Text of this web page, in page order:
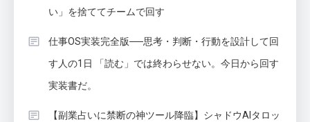
い」を捨ててチームで回す
仕事OS実装完全版──思考・判断・行動を設計して回
す人の1日 「読む」では終わらせない。今日から回す
実装書だ。
【副業占いに禁断の神ツール降臨】シャドウAIタロッ